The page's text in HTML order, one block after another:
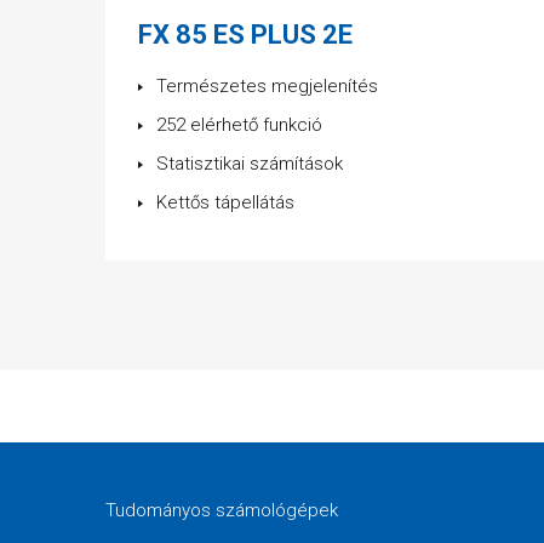
FX 85 ES PLUS 2E
Természetes megjelenítés
252 elérhető funkció
Statisztikai számítások
Kettős tápellátás
Tudományos számológépek